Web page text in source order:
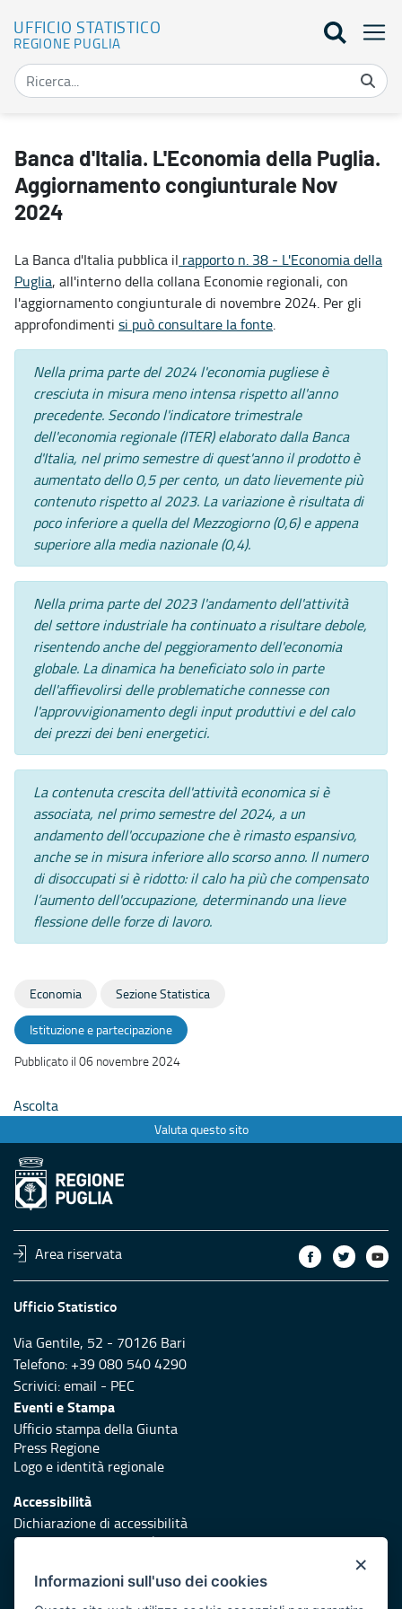
UFFICIO STATISTICO
REGIONE PUGLIA
Banca d'Italia. L'Economia della Puglia.
Aggiornamento congiunturale Nov
2024
La Banca d'Italia pubblica il rapporto n. 38 - L'Economia della
Puglia, all'interno della collana Economie regionali, con
l'aggiornamento congiunturale di novembre 2024. Per gli
approfondimenti si può consultare la fonte.
Nella prima parte del 2024 l'economia pugliese è
cresciuta in misura meno intensa rispetto all'anno
precedente. Secondo l'indicatore trimestrale
dell'economia regionale (ITER) elaborato dalla Banca
d'Italia, nel primo semestre di quest'anno il prodotto è
aumentato dello 0,5 per cento, un dato lievemente più
contenuto rispetto al 2023. La variazione è risultata di
poco inferiore a quella del Mezzogiorno (0,6) e appena
superiore alla media nazionale (0,4).
Nella prima parte del 2023 l'andamento dell'attività
del settore industriale ha continuato a risultare debole,
risentendo anche del peggioramento dell'economia
globale. La dinamica ha beneficiato solo in parte
dell'affievolirsi delle problematiche connesse con
l'approvvigionamento degli input produttivi e del calo
dei prezzi dei beni energetici.
La contenuta crescita dell'attività economica si è
associata, nel primo semestre del 2024, a un
andamento dell'occupazione che è rimasto espansivo,
anche se in misura inferiore allo scorso anno. Il numero
di disoccupati si è ridotto: il calo ha più che compensato
l’aumento dell'occupazione, determinando una lieve
flessione delle forze di lavoro.
Economia Sezione Statistica
Istituzione e partecipazione
Pubblicato il 06 novembre 2024
Ascolta
Valuta questo sito
Area riservata
Ufficio Statistico
Via Gentile, 52 - 70126 Bari
Telefono: +39 080 540 4290
Scrivici:email - PEC
Eventi e Stampa
Ufficio stampa della Giunta
Press Regione
Logo e identità regionale
Accessibilità
Dichiarazione di accessibilità
Obiettivi di accessibilità
Redazione
×
Informazioni sull'uso dei cookies